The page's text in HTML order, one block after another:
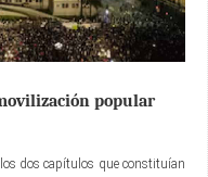
popular
dos capítulos que constituían